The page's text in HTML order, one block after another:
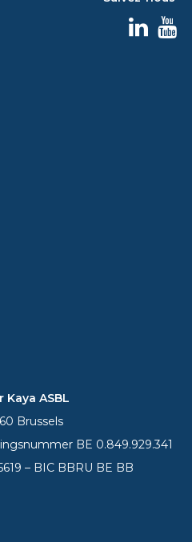
ASBL
Brussels
BE 0.849.929.341
– BIC BBRU BE BB